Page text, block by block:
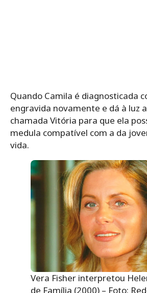
Quando Camila é diagnosticada
engravida novamente e dá à luz
chamada Vitória para que ela
medula compatível com a da
vida.
Vera Fisher interpretou
de Família (2000) – Foto: